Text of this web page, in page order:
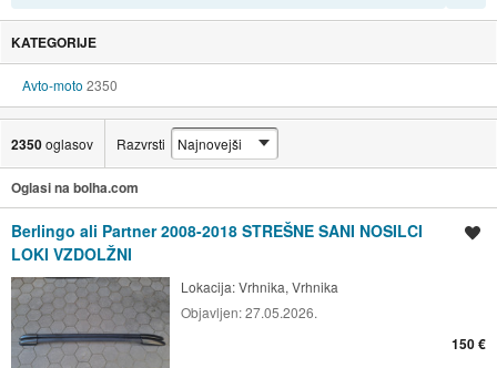
KATEGORIJE
Avto-moto 2350
2350oglasov Razvrsti
Oglasi na bolha.com
Berlingo ali Partner 2008-2018 STREŠNE SANI NOSILCI
LOKI VZDOLŽNI
Lokacija:Vrhnika, Vrhnika
Objavljen:27.05.2026.
150 €